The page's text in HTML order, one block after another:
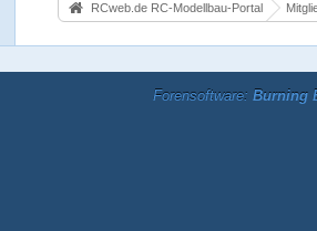
RCweb.de RC-Modellbau-Portal
Forensoftware: Burning